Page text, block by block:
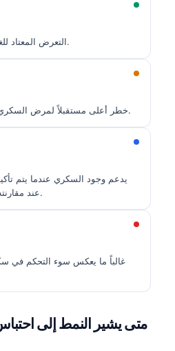
التعرض المعتاد للغلوكوز خلال آخر 2-3 أشهر.
خطر أعلى مستقبلاً لمرض السكري؛ مقاومة الإنسولين شائعة.
يدعم وجود السكري عندما يتم
عند مقارنته بقيم الغلوكوز التشخيصية.
غالباً ما يعكس سوء التحكم في
متى يشير النمط إلى